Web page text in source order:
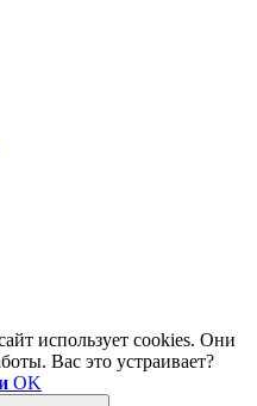
использует cookies. Они
Вас это устраивает?
OK